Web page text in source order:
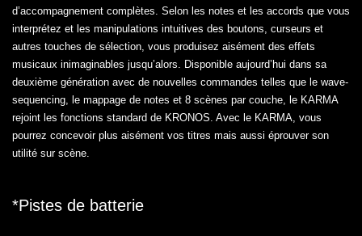
d’accompagnement complètes. Selon les notes et les accords que vous
interprétez et les manipulations intuitives des boutons, curseurs et
autres touches de sélection, vous produisez aisément des effets
musicaux inimaginables jusqu’alors. Disponible aujourd’hui dans sa
deuxième génération avec de nouvelles commandes telles que le wave-
sequencing, le mappage de notes et 8 scènes par couche, le KARMA
rejoint les fonctions standard de KRONOS. Avec le KARMA, vous
pourrez concevoir plus aisément vos titres mais aussi éprouver son
utilité sur scène.
*Pistes de batterie